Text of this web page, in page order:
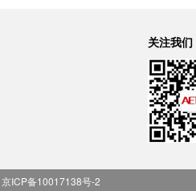
关注我们
京ICP备10017138号-2